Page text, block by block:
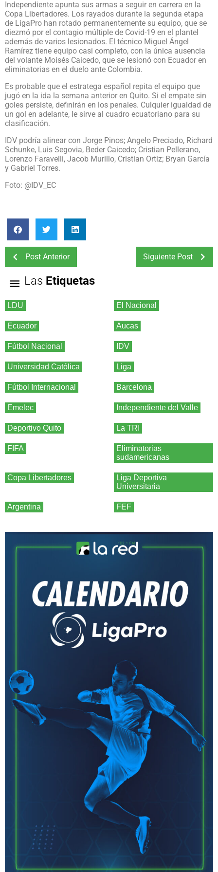
Independiente apunta sus armas a seguir en carrera en la
Copa Libertadores. Los rayados durante la segunda etapa
de LigaPro han rotado permanentemente su equipo, que se
diezmó por el contagio múltiple de Covid-19 en el plantel
además de varios lesionados. El técnico Miguel Ángel
Ramírez tiene equipo casi completo, con la única ausencia
del volante Moisés Caicedo, que se lesionó con Ecuador en
eliminatorias en el duelo ante Colombia.
Es probable que el estratega español repita el equipo que
jugó en la ida la semana anterior en Quito. Si el empate sin
goles persiste, definirán en los penales. Culquier igualdad de
un gol en adelante, le sirve al cuadro ecuatoriano para su
clasificación.
IDV podría alinear con Jorge Pinos; Angelo Preciado, Richard
Schunke, Luis Segovia, Beder Caicedo; Cristian Pellerano,
Lorenzo Faravelli, Jacob Murillo, Cristian Ortiz; Bryan García
y Gabriel Torres.
Foto: @IDV_EC
Post Anterior Siguiente Post
Las Etiquetas
LDU El Nacional
Ecuador Aucas
Fútbol Nacional IDV
Universidad Católica Liga
Fútbol Internacional Barcelona
Emelec Independiente del Valle
Deportivo Quito La TRI
FIFA
Eliminatorias
sudamericanas
Copa Libertadores
Liga Deportiva
Universitaria
Argentina FEF